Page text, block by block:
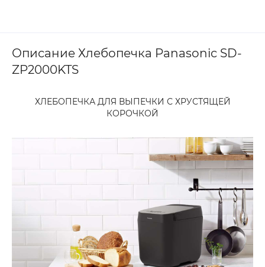
Описание Хлебопечка Panasonic SD-
ZP2000KTS
ХЛЕБОПЕЧКА ДЛЯ ВЫПЕЧКИ С ХРУСТЯЩЕЙ
КОРОЧКОЙ